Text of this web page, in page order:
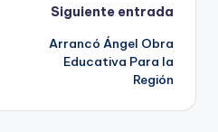
Siguiente entrada
Arrancó Ángel Obra
Educativa Para la
Región